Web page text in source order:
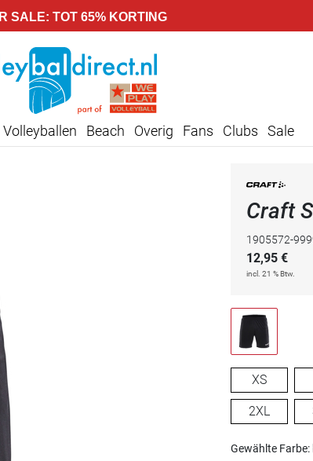
SALE: TOT 65% KORTING
Volleyballen Beach Overig Fans Clubs Sale
Craft
1905572-
12,95 €
incl. 21 % Btw.
XS
2XL
Gewählte